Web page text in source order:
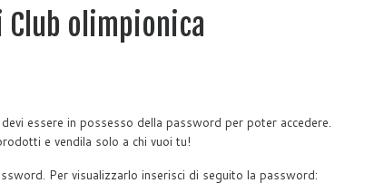
Club olimpionica
essere in possesso della password per poter accedere.
e vendila solo a chi vuoi tu!
Per visualizzarlo inserisci di seguito la password: